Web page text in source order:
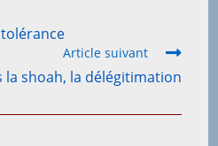
Article suivant
la shoah, la délégitimation